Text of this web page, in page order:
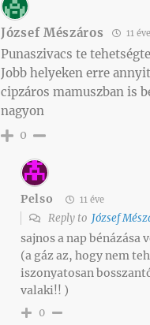
József Mészáros 11 éve
Punaszivacs te
Jobb helyeken erre
cipzáros mamuszban is
nagyon
0
Pelso 11 éve
Reply to József
sajnos a nap bénázása
(a gáz az, hogy nem
iszonyatosan
valaki!! )
0